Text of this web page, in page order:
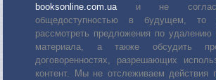
booksonline.com.uaи не
общедоступностью в будущем, то
рассмотреть предложения по удалению
материала, а также обсудить
договоренностях, разрешающих
контент. Мы не отслеживаем действия